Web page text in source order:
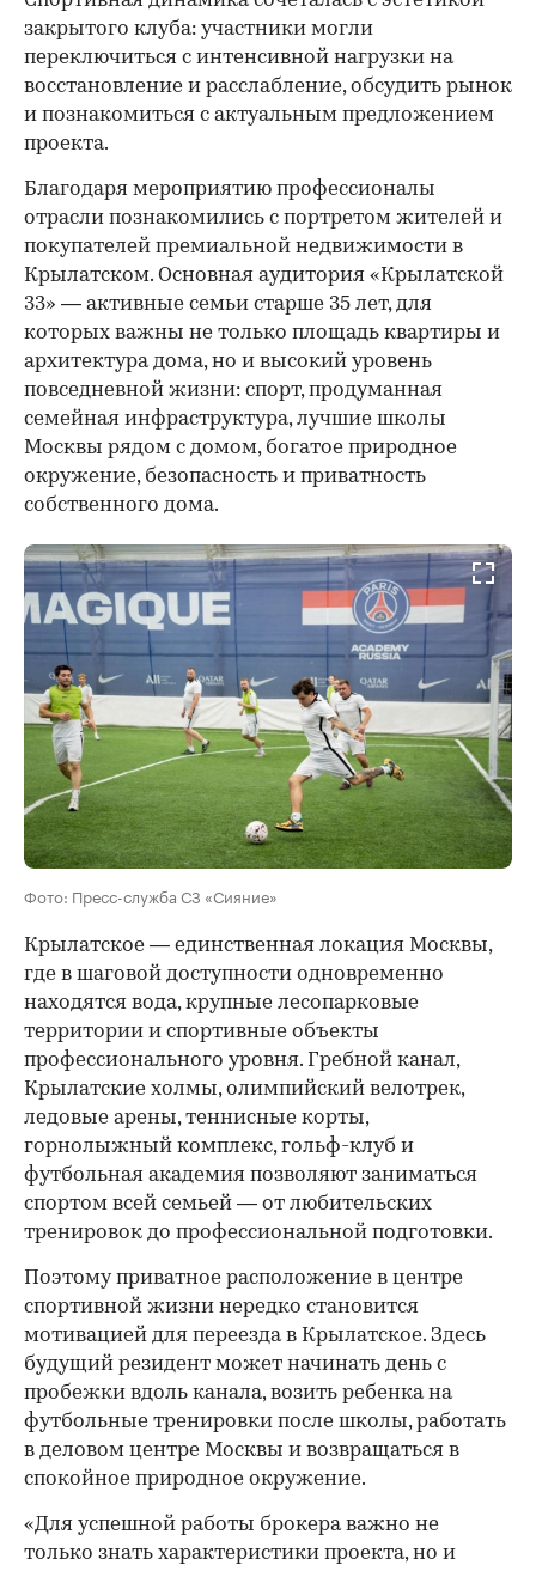
закрытого клуба: участники могли
переключиться с интенсивной нагрузки на
восстановление и расслабление, обсудить рынок
и познакомиться с актуальным предложением
проекта.
Благодаря мероприятию профессионалы
отрасли познакомились с портретом жителей и
покупателей премиальной недвижимости в
Крылатском. Основная аудитория «Крылатской
33» — активные семьи старше 35 лет, для
которых важны не только площадь квартиры и
архитектура дома, но и высокий уровень
повседневной жизни: спорт, продуманная
семейная инфраструктура, лучшие школы
Москвы рядом с домом, богатое природное
окружение, безопасность и приватность
собственного дома.
Фото: Пресс-служба СЗ «Сияние»
Крылатское — единственная локация Москвы,
где в шаговой доступности одновременно
находятся вода, крупные лесопарковые
территории и спортивные объекты
профессионального уровня. Гребной канал,
Крылатские холмы, олимпийский велотрек,
ледовые арены, теннисные корты,
горнолыжный комплекс, гольф-клуб и
футбольная академия позволяют заниматься
спортом всей семьей — от любительских
тренировок до профессиональной подготовки.
Поэтому приватное расположение в центре
спортивной жизни нередко становится
мотивацией для переезда в Крылатское. Здесь
будущий резидент может начинать день с
пробежки вдоль канала, возить ребенка на
футбольные тренировки после школы, работать
в деловом центре Москвы и возвращаться в
спокойное природное окружение.
«Для успешной работы брокера важно не
только знать характеристики проекта, но и